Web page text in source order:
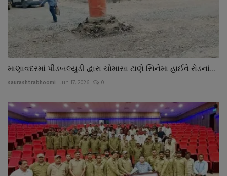
માણાવદરમાં પીડબલ્યુડી દ્વારા ચોમાસા ટાણે સિનેમા હાઈવે રોડનાં...
saurashtrabhoomi Jun 17, 2026 0